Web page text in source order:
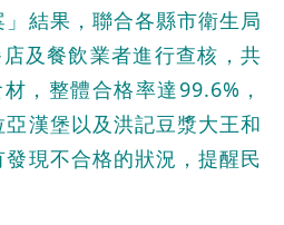
結果，聯合各縣市衛生局
及餐飲業者進行查核，共
，整體合格率達99.6%，
漢堡以及洪記豆漿大王和
現不合格的狀況，提醒民